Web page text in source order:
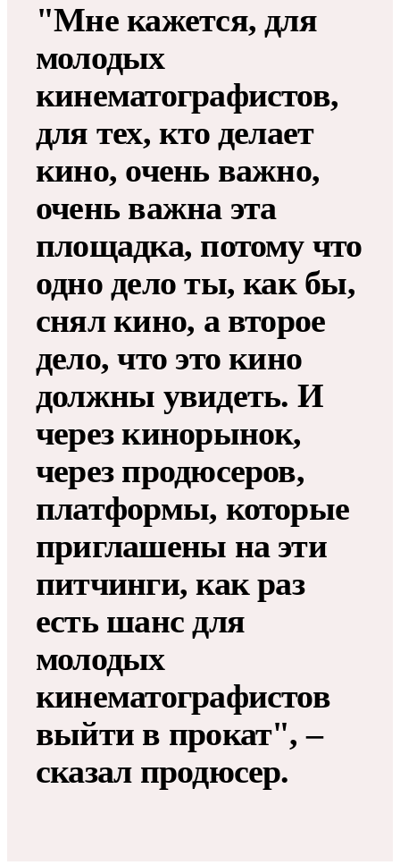
"Мне кажется, для
молодых
кинематографистов,
для тех, кто делает
кино, очень важно,
очень важна эта
площадка, потому что
одно дело ты, как бы,
снял кино, а второе
дело, что это кино
должны увидеть. И
через кинорынок,
через продюсеров,
платформы, которые
приглашены на эти
питчинги, как раз
есть шанс для
молодых
кинематографистов
выйти в прокат", –
сказал продюсер.